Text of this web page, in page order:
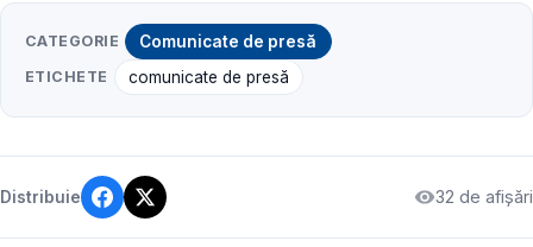
CATEGORIE Comunicate de presă
ETICHETE comunicate de presă
Distribuie 32 de afișări